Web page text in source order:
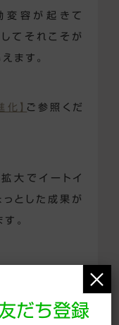
変容が起きて
てそれこそが
ます。
】 ご参照くだ
大でイートイ
とした成果が
。
ませんでした。
中ですが、夜は
だち登録
×